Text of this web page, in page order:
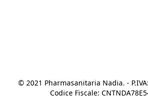
© 2021 Pharmasanitaria Nadia. -
Codice Fiscale: